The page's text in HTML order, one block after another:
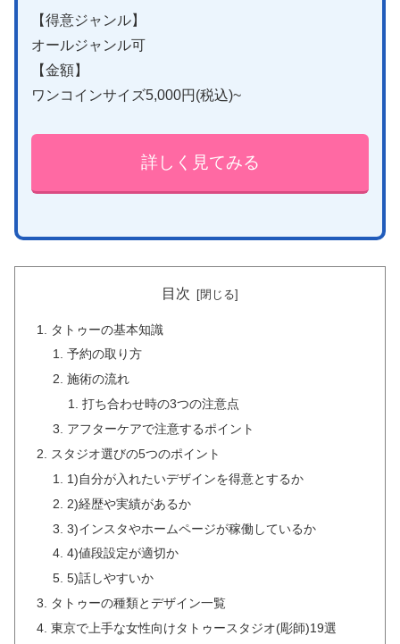
【得意ジャンル】
オールジャンル可
【金額】
ワンコインサイズ5,000円(税込)~
詳しく見てみる
目次
タトゥーの基本知識
予約の取り方
施術の流れ
打ち合わせ時の3つの注意点
アフターケアで注意するポイント
スタジオ選びの5つのポイント
1)自分が入れたいデザインを得意とするか
2)経歴や実績があるか
3)インスタやホームページが稼働しているか
4)値段設定が適切か
5)話しやすいか
タトゥーの種類とデザイン一覧
東京で上手な女性向けタトゥースタジオ(彫師)19選